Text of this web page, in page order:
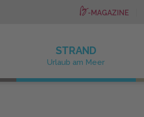
-MAGAZINE
STRAND
Urlaub am Meer